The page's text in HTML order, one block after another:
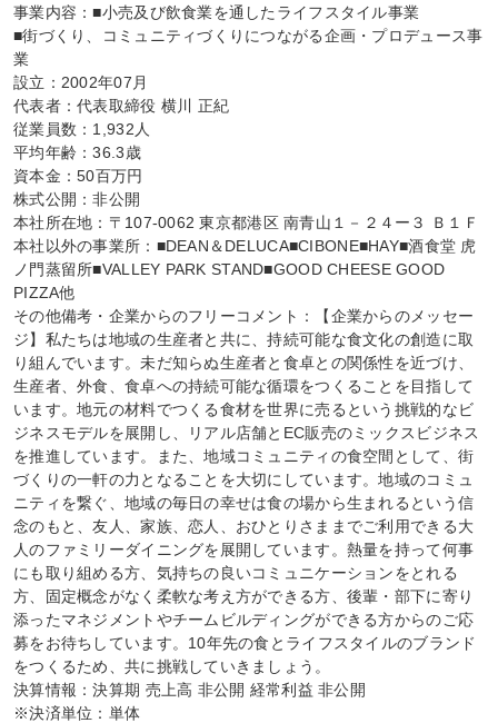
事業内容：■小売及び飲食業を通したライフスタイル事業
■街づくり、コミュニティづくりにつながる企画・プロデュース事
業
設立：2002年07月
代表者：代表取締役 横川 正紀
従業員数：1,932人
平均年齢：36.3歳
資本金：50百万円
株式公開：非公開
本社所在地：〒107-0062 東京都港区 南青山１－２４ー３ Ｂ１Ｆ
本社以外の事業所：■DEAN＆DELUCA■CIBONE■HAY■酒食堂 虎
ノ門蒸留所■VALLEY PARK STAND■GOOD CHEESE GOOD
PIZZA他
その他備考・企業からのフリーコメント：【企業からのメッセー
ジ】私たちは地域の生産者と共に、持続可能な食文化の創造に取
り組んでいます。未だ知らぬ生産者と食卓との関係性を近づけ、
生産者、外食、食卓への持続可能な循環をつくることを目指して
います。地元の材料でつくる食材を世界に売るという挑戦的なビ
ジネスモデルを展開し、リアル店舗とEC販売のミックスビジネス
を推進しています。また、地域コミュニティの食空間として、街
づくりの一軒の力となることを大切にしています。地域のコミュ
ニティを繋ぐ、地域の毎日の幸せは食の場から生まれるという信
念のもと、友人、家族、恋人、おひとりさままでご利用できる大
人のファミリーダイニングを展開しています。熱量を持って何事
にも取り組める方、気持ちの良いコミュニケーションをとれる
方、固定概念がなく柔軟な考え方ができる方、後輩・部下に寄り
添ったマネジメントやチームビルディングができる方からのご応
募をお待ちしています。10年先の食とライフスタイルのブランド
をつくるため、共に挑戦していきましょう。
決算情報：決算期 売上高 非公開 経常利益 非公開
※決済単位：単体